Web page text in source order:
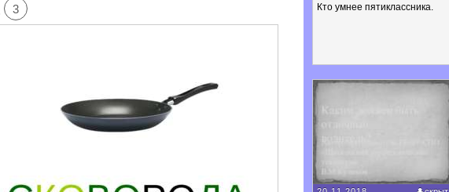
3 Кто умнее пятиклассника.